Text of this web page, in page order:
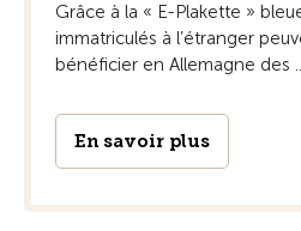
Grâce à la « E-Plakette »
immatriculés à l’étranger
bénéficier en Allemagne des
En savoir plus